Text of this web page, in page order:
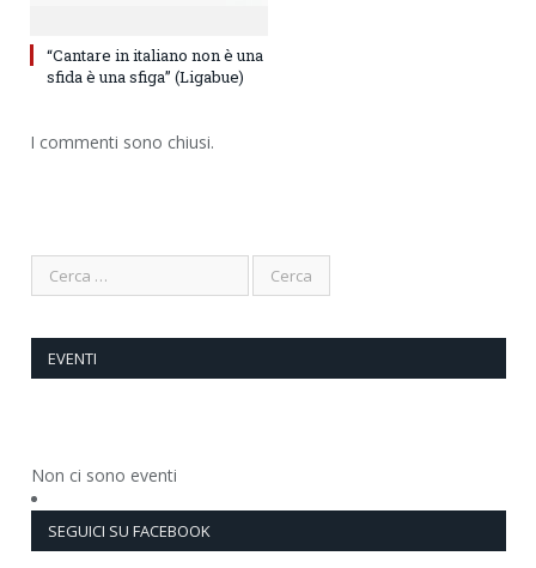
“Cantare in italiano non è una
sfida è una sfiga” (Ligabue)
I commenti sono chiusi.
EVENTI
Non ci sono eventi
SEGUICI SU FACEBOOK